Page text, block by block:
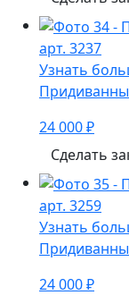
арт. 3237
Узнать
24 000 ₽
Сделать
арт. 3259
Узнать
24 000 ₽